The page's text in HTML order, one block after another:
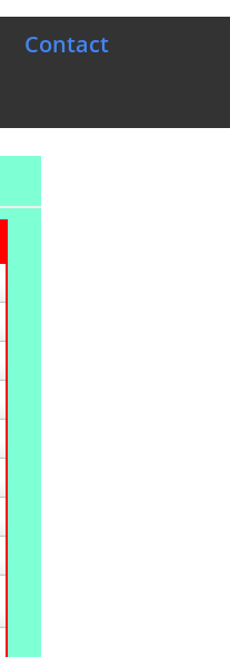
Contact